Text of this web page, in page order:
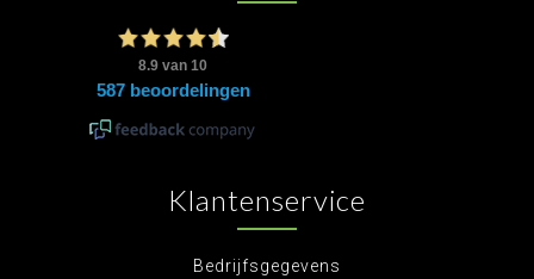
Klantenservice
Bedrijfsgegevens